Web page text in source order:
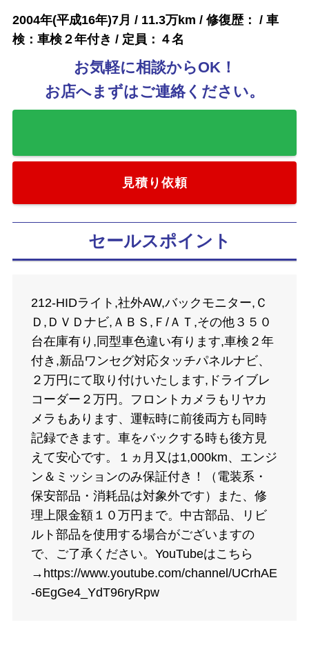
2004年(平成16年)7月 / 11.3万km / 修復歴： / 車
検：車検２年付き / 定員：４名
お気軽に相談からOK！
お店へまずはご連絡ください。
見積り依頼
セールスポイント
212-HIDライト,社外AW,バックモニター,Ｃ
Ｄ,ＤＶＤナビ,ＡＢＳ,Ｆ/ＡＴ,その他３５０
台在庫有り,同型車色違い有ります,車検２年
付き,新品ワンセグ対応タッチパネルナビ、
２万円にて取り付けいたします,ドライブレ
コーダー２万円。フロントカメラもリヤカ
メラもあります、運転時に前後両方も同時
記録できます。車をバックする時も後方見
えて安心です。１ヵ月又は1,000km、エンジ
ン＆ミッションのみ保証付き！（電装系・
保安部品・消耗品は対象外です）また、修
理上限金額１０万円まで。中古部品、リビ
ルト部品を使用する場合がございますの
で、ご了承ください。YouTubeはこちら
→https://www.youtube.com/channel/UCrhAE
-6EgGe4_YdT96ryRpw